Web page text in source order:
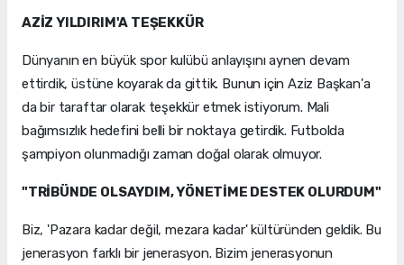
AZİZ YILDIRIM'A TEŞEKKÜR
Dünyanın en büyük spor kulübü anlayışını aynen devam
ettirdik, üstüne koyarak da gittik. Bunun için Aziz Başkan'a
da bir taraftar olarak teşekkür etmek istiyorum. Mali
bağımsızlık hedefini belli bir noktaya getirdik. Futbolda
şampiyon olunmadığı zaman doğal olarak olmuyor.
"TRİBÜNDE OLSAYDIM, YÖNETİME DESTEK OLURDUM"
Biz, 'Pazara kadar değil, mezara kadar' kültüründen geldik. Bu
jenerasyon farklı bir jenerasyon. Bizim jenerasyonun